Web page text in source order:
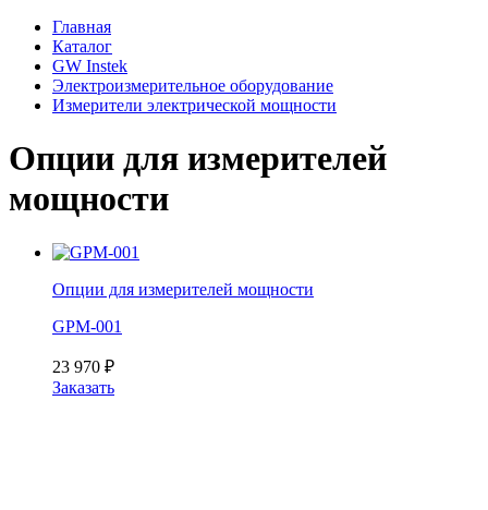
Главная
Каталог
GW Instek
Электроизмерительное оборудование
Измерители электрической мощности
Опции для измерителей
мощности
Опции для измерителей мощности
GPM-001
23 970 ₽
Заказать